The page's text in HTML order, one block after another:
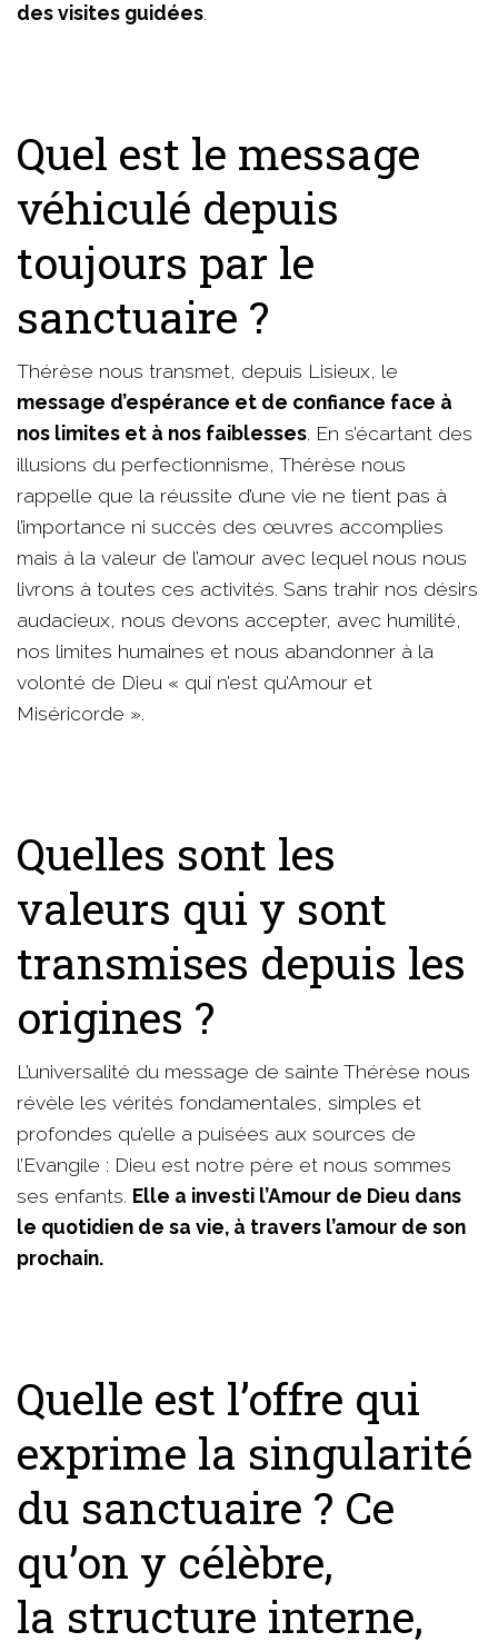
des visites guidées.
Quel est le message
véhiculé depuis
toujours par le
sanctuaire ?
Thérèse nous transmet, depuis Lisieux, le
message d’espérance et de confiance face à
nos limites et à nos faiblesses. En s’écartant des
illusions du perfectionnisme, Thérèse nous
rappelle que la réussite d’une vie ne tient pas à
l’importance ni succès des œuvres accomplies
mais à la valeur de l’amour avec lequel nous nous
livrons à toutes ces activités. Sans trahir nos désirs
audacieux, nous devons accepter, avec humilité,
nos limites humaines et nous abandonner à la
volonté de Dieu « qui n’est qu’Amour et
Miséricorde ».
Quelles sont les
valeurs qui y sont
transmises depuis les
origines ?
L’universalité du message de sainte Thérèse nous
révèle les vérités fondamentales, simples et
profondes qu’elle a puisées aux sources de
l’Evangile : Dieu est notre père et nous sommes
ses enfants. Elle a investi l’Amour de Dieu dans
le quotidien de sa vie, à travers l’amour de son
prochain.
Quelle est l’offre qui
exprime la singularité
du sanctuaire ? Ce
qu’on y célèbre,
la structure interne,